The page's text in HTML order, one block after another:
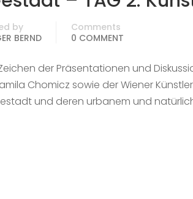
by
BERND
Comments
0 COMMENT
der Präsentationen und
Chomicz sowie der Wiener
und deren urbanem und